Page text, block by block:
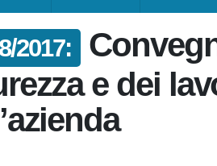
2017:
e dei